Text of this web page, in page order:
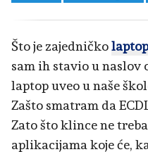
Što je zajedničko
sam ih stavio u naslov
laptop uveo u naše
Zašto smatram da
Zato što klince ne
aplikacijama koje će,